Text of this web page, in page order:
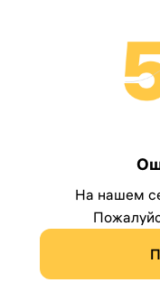
На нашем